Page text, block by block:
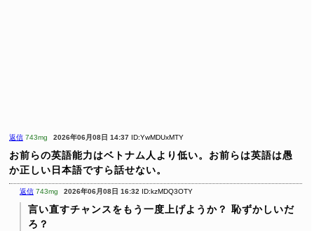
返信 743mg 2026年06月08日 14:37 ID:YwMDUxMTY
お前らの英語能力はベトナム人より低い。お前らは英語は愚
か正しい日本語ですら話せない。
返信 743mg 2026年06月08日 16:32 ID:kzMDQ3OTY
言い直すチャンスをもう一度上げようか？ 恥ずかしいだ
ろ？